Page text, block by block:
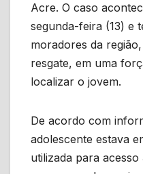
Acre. O caso
segunda-feira (13) e
moradores da
resgate, em uma
localizar o jovem.
De acordo com
adolescente estava
utilizada para